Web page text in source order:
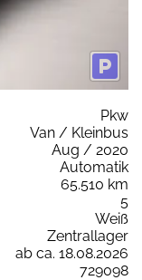
Pkw
Van / Kleinbus
Aug / 2020
Automatik
65.510 km
5
Weiß
Zentrallager
ab ca. 18.08.2026
729098